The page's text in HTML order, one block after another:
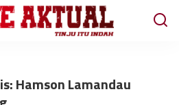
Hamson Lamandau